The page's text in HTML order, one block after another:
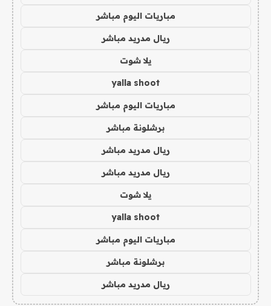
مباريات اليوم مباشر
ريال مدريد مباشر
يلا شوت
yalla shoot
مباريات اليوم مباشر
برشلونة مباشر
ريال مدريد مباشر
ريال مدريد مباشر
يلا شوت
yalla shoot
مباريات اليوم مباشر
برشلونة مباشر
ريال مدريد مباشر